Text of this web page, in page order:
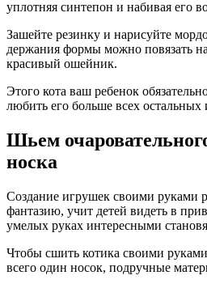
уплотняя синтепон и набивая его
Зашейте резинку и нарисуйте
держания формы можно повязать
красивый ошейник.
Этого кота ваш ребенок
любить его больше всех остальных
Шьем
носка
Создание игрушек своими руками
фантазию, учит детей видеть в
умелых руках интересными
Чтобы сшить котика своими
всего один носок, подручные